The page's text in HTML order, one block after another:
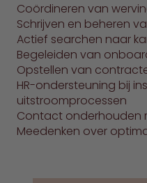
Coördineren van
Schrijven en beheren
Actief searchen naar
Begeleiden van
Opstellen van
HR-ondersteuning bij
uitstroomprocessen
Contact onderhouden
Meedenken over